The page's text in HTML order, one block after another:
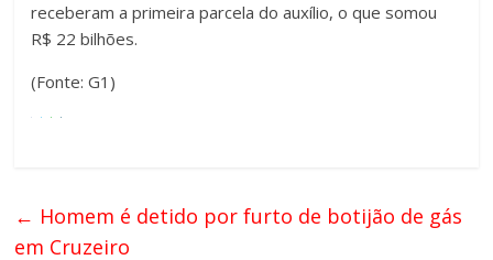
receberam a primeira parcela do auxílio, o que somou
R$ 22 bilhões.
(Fonte: G1)
← Homem é detido por furto de botijão de gás
em Cruzeiro